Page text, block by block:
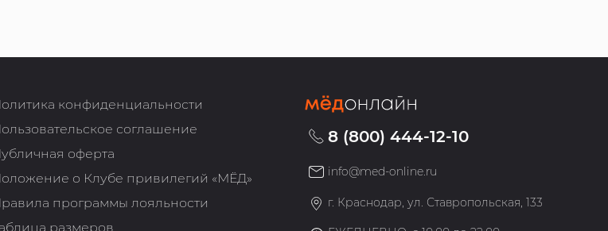
конфиденциальности
соглашение
оферта
о Клубе привилегий «МЁД»
программы лояльности
размеров
8 (800) 444-12-10
info@med-online.ru
г. Краснодар, ул. Ставропольская, 133